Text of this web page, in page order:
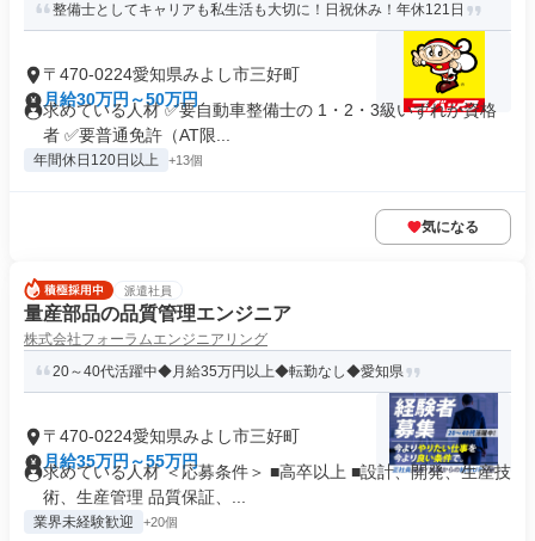
整備士としてキャリアも私生活も大切に！日祝休み！年休121日
〒470-0224愛知県みよし市三好町
月給30万円～50万円
求めている人材 ✅要自動車整備士の 1・2・3級いずれか資格
者 ✅要普通免許（AT限...
年間休日120日以上 +13個
気になる
派遣社員
量産部品の品質管理エンジニア
株式会社フォーラムエンジニアリング
20～40代活躍中◆月給35万円以上◆転勤なし◆愛知県
〒470-0224愛知県みよし市三好町
月給35万円～55万円
求めている人材 ＜応募条件＞ ■高卒以上 ■設計、開発、生産技
術、生産管理 品質保証、...
業界未経験歓迎 +20個